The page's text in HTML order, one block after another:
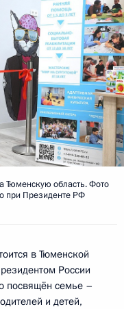
Тюменскую область. Фото
при Президенте РФ
в Тюменской
России
посвящён семье –
и детей,